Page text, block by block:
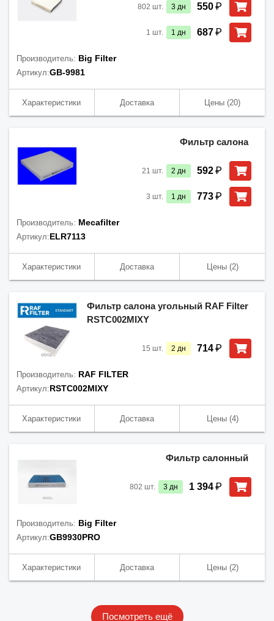
802 шт. 3 дн 550₽
1 шт. 1 дн 687₽
Производитель: Big Filter
Артикул:GB-9981
Характеристики Доставка Цены (20)
Фильтр салона
21 шт. 2 дн 592₽
3 шт. 1 дн 773₽
Производитель: Mecafilter
Артикул:ELR7113
Характеристики Доставка Цены(2)
Фильтр салона угольный RAF Filter
RSTC002MIXY
15 шт. 2 дн 714₽
Производитель: RAF FILTER
Артикул:RSTC002MIXY
Характеристики Доставка Цены(4)
Фильтр салонный
802 шт. 3 дн 1 394₽
Производитель: Big Filter
Артикул:GB9930PRO
Характеристики Доставка Цены(2)
Посмотреть ещё